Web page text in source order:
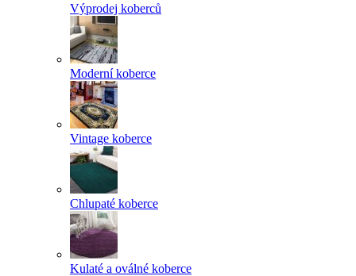
Výprodej koberců
Moderní koberce
Vintage koberce
Chlupaté koberce
Kulaté a oválné koberce